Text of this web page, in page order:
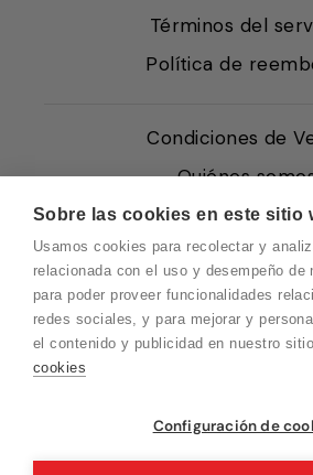
Sobre las cookies en este sitio
Usamos cookies para recolectar y
relacionada con el uso y desempeño de
para poder proveer funcionalidades
redes sociales, y para mejorar y
el contenido y publicidad en nuestro
cookies
Configuración de
Términos del
Política de
Condiciones de
Quiénes
Política de
Protección de
Blog EN
Blog FR
Vuelvo en un momento.
nuestro horario de atención